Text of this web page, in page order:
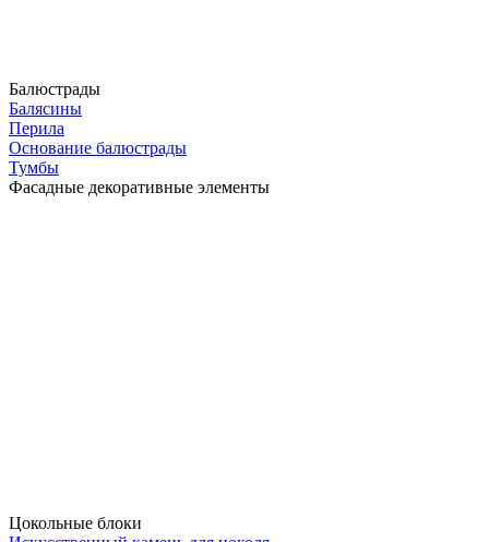
Балюстрады
Балясины
Перила
Основание балюстрады
Тумбы
Фасадные декоративные элементы
Цокольные блоки